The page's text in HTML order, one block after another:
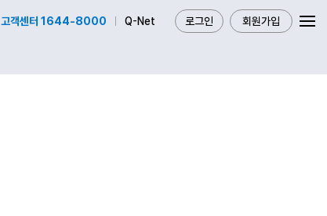
로그인 회원가입
고객센터 1644-8000 Q-Net